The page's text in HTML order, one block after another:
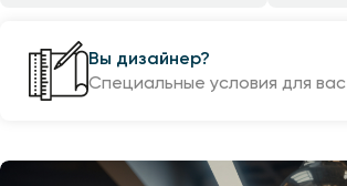
Вы дизайнер?
Специальные условия для вас